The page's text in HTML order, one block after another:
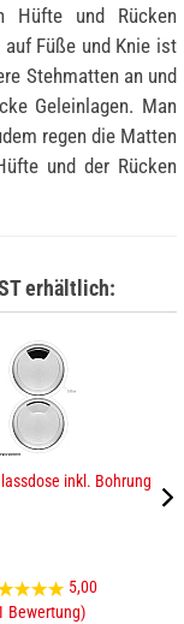
Hüfte und Rücken
Füße und Knie ist
Stehmatten an und
Geleinlagen. Man
regen die Matten
und der Rücken
erhältlich:
inkl. Bohrung
5,00
Bewertung)